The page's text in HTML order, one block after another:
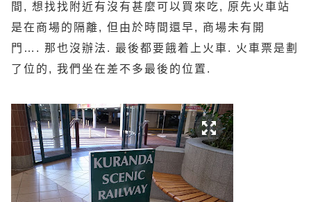
間 , 想找找附近有沒有甚麼可以買來吃, 原先火車站
是在商場的隔離, 但由於時間還早, 商場未有開
門 …. 那也沒辦法 . 最後都要餓着上火車.
火車票是劃
了位的 , 我們坐在差不多最後的位置 .